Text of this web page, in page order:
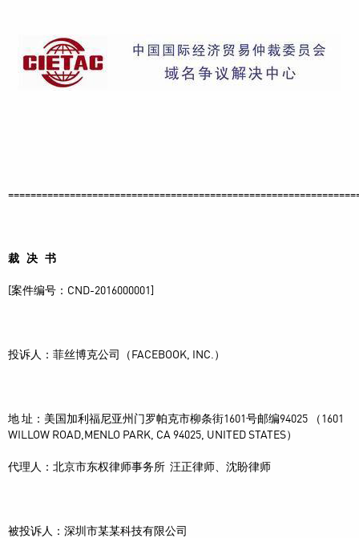
裁 决 书
[案件编号：CND-2016000001]
投诉人：菲丝博克公司（FACEBOOK, INC.）
地 址：美国加利福尼亚州门罗帕克市柳条街1601号邮编94025 （1601
WILLOW ROAD,MENLO PARK, CA 94025, UNITED STATES）
代理人：北京市东权律师事务所 汪正律师、沈盼律师
被投诉人：深圳市某某科技有限公司